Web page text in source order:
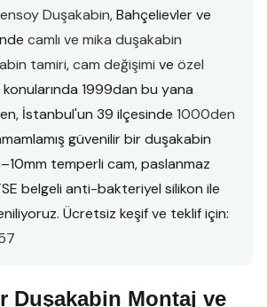
Duşakabin, Bahçelievler ve
camlı ve mika duşakabin
tamiri,cam değişimi ve özel
konularında 1999dan bu yana
İstanbul'un 39 ilçesinde 1000den
güvenilir bir duşakabin
temperli cam, paslanmaz
belgeli anti-bakteriyel silikon ile
Ücretsiz keşif ve teklif için:
Duşakabin Montaj ve